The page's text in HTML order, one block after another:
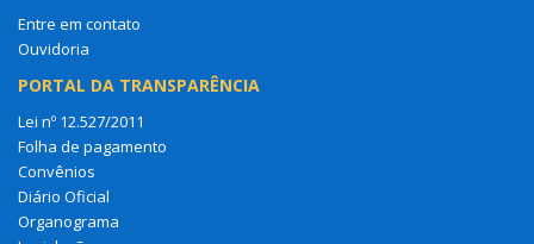
Entre em contato
Ouvidoria
PORTAL DA TRANSPARÊNCIA
Lei nº 12.527/2011
Folha de pagamento
Convênios
Diário Oficial
Organograma